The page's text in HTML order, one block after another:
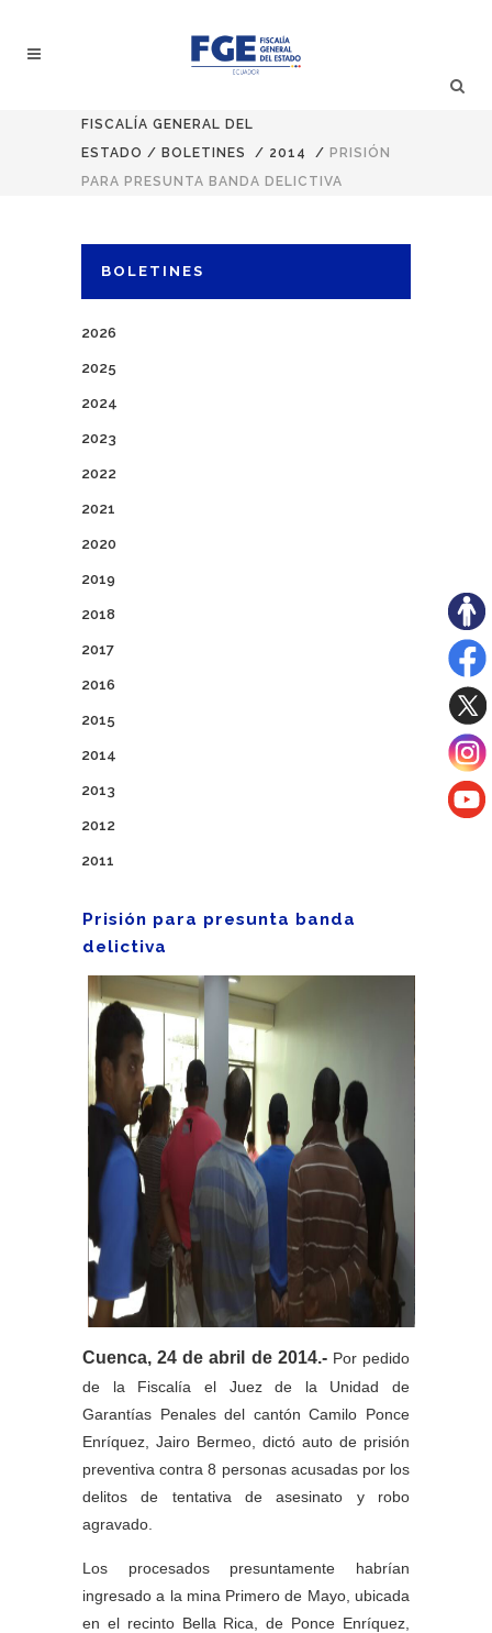
FISCALÍA GENERAL DEL
ESTADO / BOLETINES / 2014 / PRISIÓN
PARA PRESUNTA BANDA DELICTIVA
BOLETINES
2026
2025
2024
2023
2022
2021
2020
2019
2018
2017
2016
2015
2014
2013
2012
2011
Prisión para presunta banda
delictiva
Cuenca, 24 de abril de 2014.-Por pedido
de la Fiscalía el Juez de la Unidad de
Garantías Penales del cantón Camilo Ponce
Enríquez, Jairo Bermeo,
dictó auto de prisión
preventiva contra 8 personas acusadas por los
delitos de tentativa de asesinato y robo
agravado.
Los procesados presuntamente habrían
ingresado a la mina Primero de Mayo, ubicada
en el recinto Bella Rica, de Ponce Enríquez,